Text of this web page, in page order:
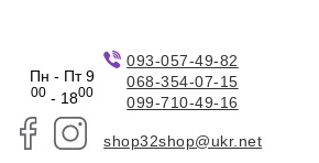
Пн - Пт 9
00- 1800
093-057-49-82
068-354-07-15
099-710-49-16
shop32shop@ukr.net